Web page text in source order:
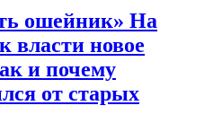
ошейник» На
власти новое
и почему
от старых